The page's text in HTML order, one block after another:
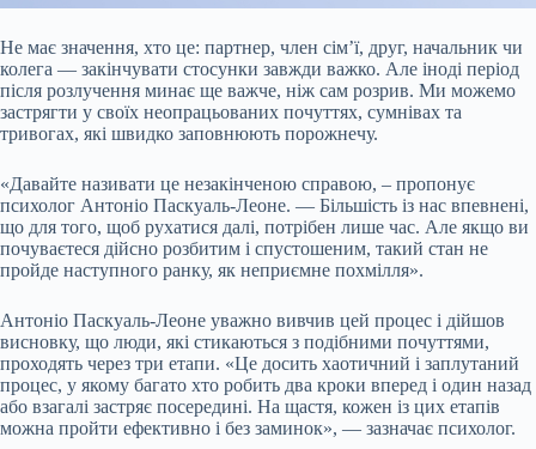
Не має значення, хто це: партнер, член сім’ї, друг, начальник чи
колега — закінчувати стосунки завжди важко. Але іноді період
після розлучення минає ще важче, ніж сам розрив. Ми можемо
застрягти у своїх неопрацьованих почуттях, сумнівах та
тривогах, які швидко заповнюють порожнечу.
«Давайте називати це незакінченою справою, – пропонує
психолог Антоніо Паскуаль-Леоне. — Більшість із нас впевнені,
що для того, щоб рухатися далі, потрібен лише час. Але якщо ви
почуваєтеся дійсно розбитим і спустошеним, такий стан не
пройде наступного ранку, як неприємне похмілля».
Антоніо Паскуаль-Леоне уважно вивчив цей процес і дійшов
висновку, що люди, які стикаються з подібними почуттями,
проходять через три етапи. «Це досить хаотичний і заплутаний
процес, у якому багато хто робить два кроки вперед і один назад
або взагалі застряє посередині. На щастя, кожен із цих етапів
можна пройти ефективно і без заминок», — зазначає психолог.